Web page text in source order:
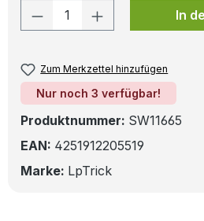
Produkt Anzahl: In
Zum Merkzettel hinzufügen
Nur noch 3 verfügbar!
Produktnummer: SW11665
EAN: 4251912205519
Marke: LpTrick